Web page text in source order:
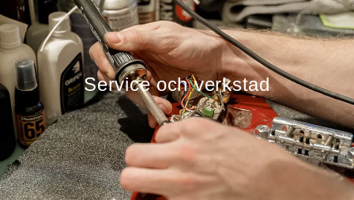
Service och verkstad